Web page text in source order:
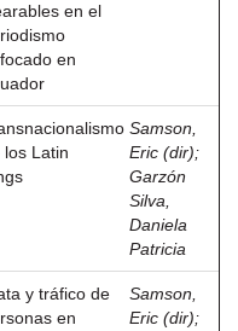
en el
en
los Latin
Samson,
Eric (dir);
Garzón
Silva,
Daniela
Patricia
y tráfico de
en
Samson,
Eric (dir);